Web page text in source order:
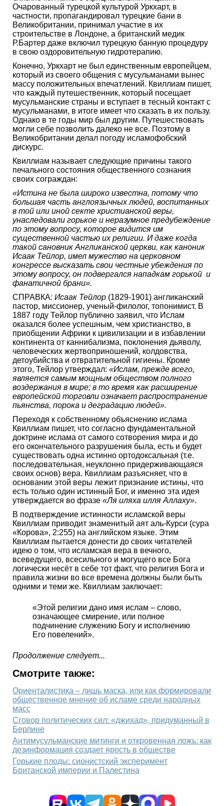
Очарованный турецкой культурой Уркхарт, в
частности, пропагандировал турецкие бани в
Великобритании, принимал участие в их
строительстве в Лондоне, а британский медик
Р.Бартер даже включил турецкую банную процедуру
в свою оздоровительную гидротерапию.
Конечно, Уркхарт не был единственным европейцем,
который из своего общения с мусульманами вынес
массу положительных впечатлений. Квиллиам пишет,
что каждый путешественник, который посещает
мусульманские страны и вступает в тесный контакт с
мусульманами, в итоге имеет что сказать в их пользу.
Однако в те годы мир был другим. Путешествовать
могли себе позволить далеко не все. Поэтому в
Великобритании делал погоду исламофобский
дискурс.
Квиллиам называет следующие причины такого
печального состояния общественного сознания
своих сограждан:
«Истина не была широко известна, потому что
большая часть англоязычных людей, воспитанных
в той или иной секте христианской веры,
унаследовали горькое и неразумное предубеждение
по этому вопросу, которое видится им
существенной частью их религии. И даже когда
такой сановник Англиканской церкви, как каноник
Исаак Тейлор, имел мужество на церковном
конгрессе высказать свои честные убеждения по
этому вопросу, он подвергался нападкам горькой и
фанатичной брани».
СПРАВКА: Исаак Тейлор (1829-1901) англиканский
пастор, миссионер, ученый-филолог, топонимист. В
1887 году Тейлор публично заявил, что Ислам
оказался более успешным, чем христианство, в
приобщении Африки к цивилизации и в избавлении
континента от каннибализма, поклонения дьяволу,
человеческих жертвоприношений, колдовства,
детоубийства и отвратительной гигиены. Кроме
этого, Тейлор утверждал: «Ислам, прежде всего,
является самым мощным обществом полного
воздержания в мире; в то время как расширение
европейской торговли означает распространение
пьянства, порока и деградацию людей».
Переходя к собственному объяснению ислама
Квиллиам пишет, что согласно фундаментальной
доктрине ислама от самого сотворения мира и до
его окончательного разрушения была, есть и будет
существовать одна истинно ортодоксальная (т.е.
последовательная, неуклонно придерживающаяся
своих основ) вера. Квиллиам разъясняет, что в
основании этой веры лежит признание истины, что
есть только один истинный Бог, и именно эта идея
утверждается во фразе «Ля иляха илля Аллаху».
В подтверждение истинности исламской веры
Квиллиам приводит знаменитый аят аль-Курси (сура
«Корова», 2:255) на английском языке. Этим
Квиллиам пытается донести до своих читателей
идею о том, что исламская вера в вечного,
всеведущего, всесильного и могущего все Бога
логически несёт в себе тот факт, что религия Бога и
правила жизни во все времена должны были быть
одними и теми же. Квиллиам заключает:
«Этой религии дано имя ислам – слово,
означающее смирение, или полное
подчинение служению Богу и исполнению
Его повелений».
Продолжение следует...
Смотрите также:
Ориенталистика – лишь маска, или как формировали
общественное мнение об исламе среди народных
масс
Сговор политических сил: «джихад», придуманный в
Берлине
Антимусульманские митинги и откровенная ложь: как
дезинформация создает ярость в обществе
Горькие плоды: сионистский эксперимент
Британской империи и Палестина